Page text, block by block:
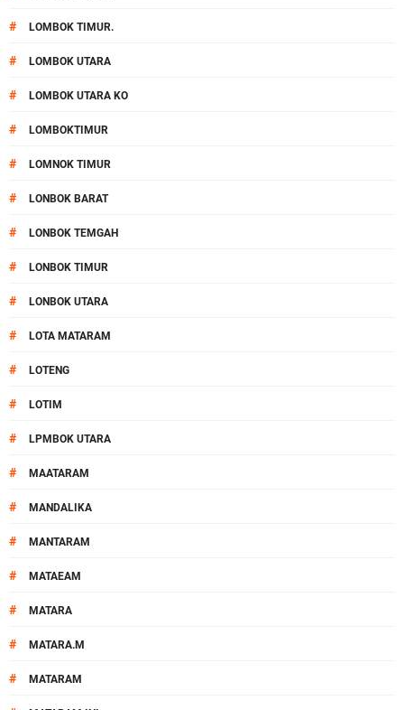
# LOMBOK TIMUR.
# LOMBOK UTARA
# LOMBOK UTARA KO
# LOMBOKTIMUR
# LOMNOK TIMUR
# LONBOK BARAT
# LONBOK TEMGAH
# LONBOK TIMUR
# LONBOK UTARA
# LOTA MATARAM
# LOTENG
# LOTIM
# LPMBOK UTARA
# MAATARAM
# MANDALIKA
# MANTARAM
# MATAEAM
# MATARA
# MATARA.M
# MATARAM